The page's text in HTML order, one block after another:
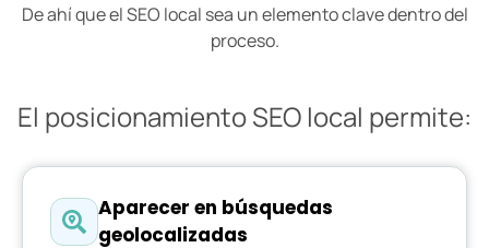
De ahí que el SEO local sea un elemento clave dentro del
proceso.
El posicionamiento SEO local permite:
Aparecer en búsquedas
geolocalizadas